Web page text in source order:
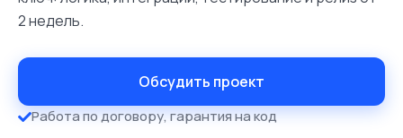
2 недель.
Обсудить проект
Работа по договору, гарантия на код